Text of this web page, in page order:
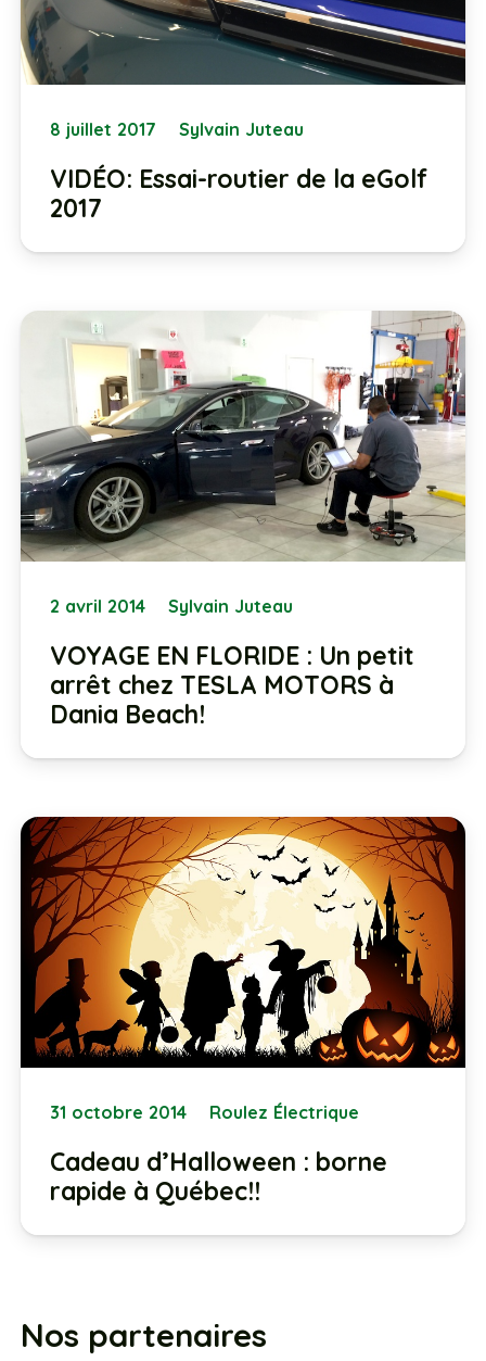
8 juillet 2017 Sylvain Juteau
VIDÉO: Essai-routier de la eGolf
2017
2 avril 2014 Sylvain Juteau
VOYAGE EN FLORIDE : Un petit
arrêt chez TESLA MOTORS à
Dania Beach!
31 octobre 2014 Roulez Électrique
Cadeau d’Halloween : borne
rapide à Québec!!
Nos partenaires